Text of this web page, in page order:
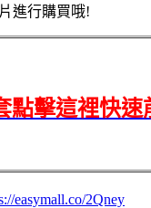
進行購買哦!
點擊這裡快速
easymall.co/2Qney